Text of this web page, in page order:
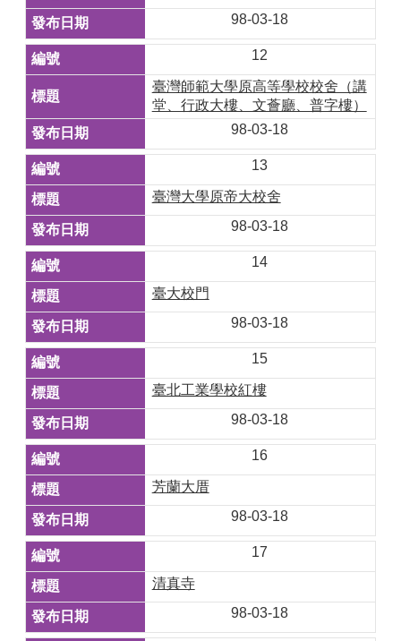
98-03-18
12
臺灣師範大學原高等學校校舍（講
堂、行政大樓、文薈廳、普字樓）
98-03-18
13
臺灣大學原帝大校舍
98-03-18
14
臺大校門
98-03-18
15
臺北工業學校紅樓
98-03-18
16
芳蘭大厝
98-03-18
17
清真寺
98-03-18